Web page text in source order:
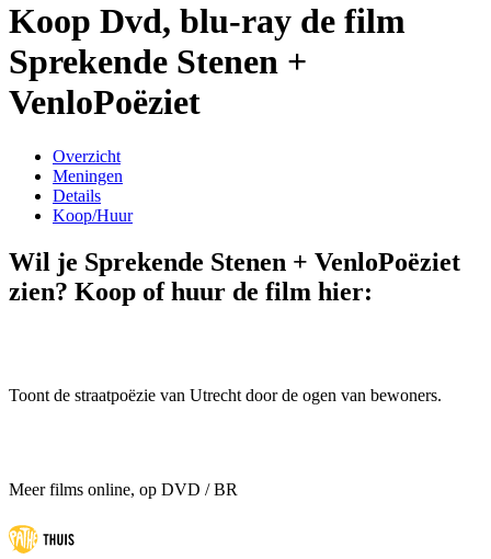
Koop Dvd, blu-ray de film
Sprekende Stenen +
VenloPoëziet
Overzicht
Meningen
Details
Koop/Huur
Wil je Sprekende Stenen + VenloPoëziet
zien? Koop of huur de film hier:
Toont de straatpoëzie van Utrecht door de ogen van bewoners.
Meer films online, op DVD / BR